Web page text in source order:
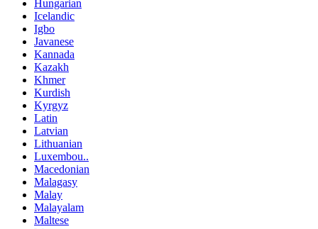
Hungarian
Icelandic
Igbo
Javanese
Kannada
Kazakh
Khmer
Kurdish
Kyrgyz
Latin
Latvian
Lithuanian
Luxembou..
Macedonian
Malagasy
Malay
Malayalam
Maltese